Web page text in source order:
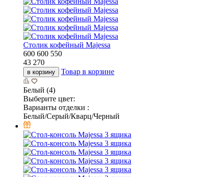
Столик кофейный Majessa
600 600 550
43 270
в корзину Товар в корзине
Белый (4)
Выберите цвет:
Варианты отделки :
Белый/Серый/Кварц/Черный